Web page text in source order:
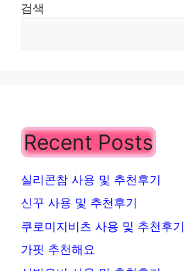
검색
Recent Posts
실리콘참 사용 및 추천후기
신꾸 사용 및 추천후기
쿠로미지비츠 사용 및 추천후기
가핏 추천해요